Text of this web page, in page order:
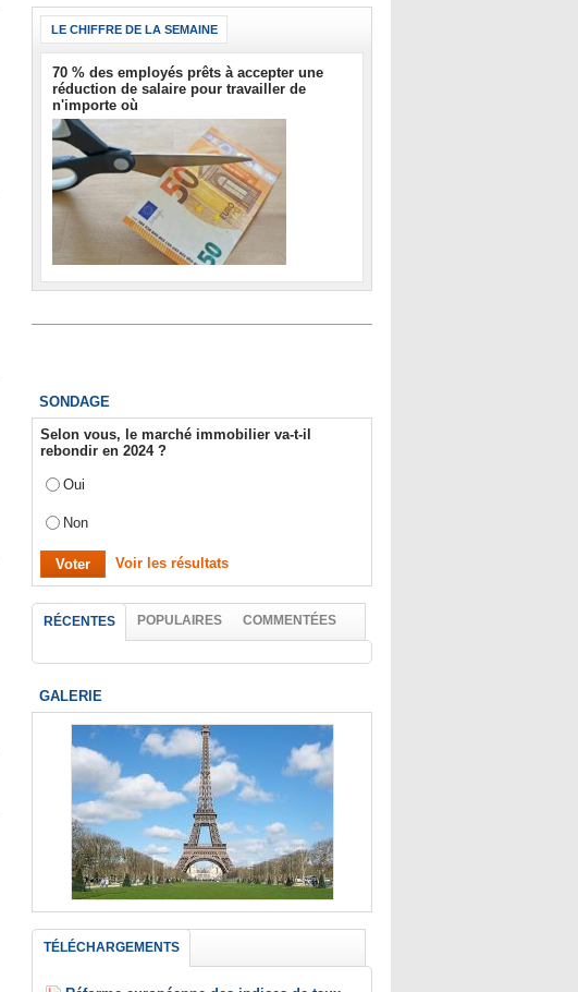
LE CHIFFRE DE LA SEMAINE
70 % des employés prêts à accepter une
réduction de salaire pour travailler de
n'importe où
SONDAGE
Selon vous, le marché immobilier va-t-il
rebondir en 2024 ?
Oui
Non
Voir les résultats
RÉCENTES POPULAIRES COMMENTÉES
GALERIE
TÉLÉCHARGEMENTS